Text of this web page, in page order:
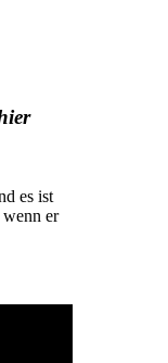
es ist
er